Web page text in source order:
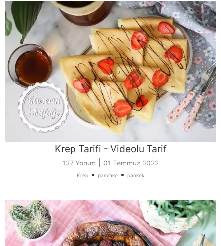
Krep Tarifi - Videolu Tarif
127 Yorum 01 Temmuz 2022
Krep • pancake • pankek